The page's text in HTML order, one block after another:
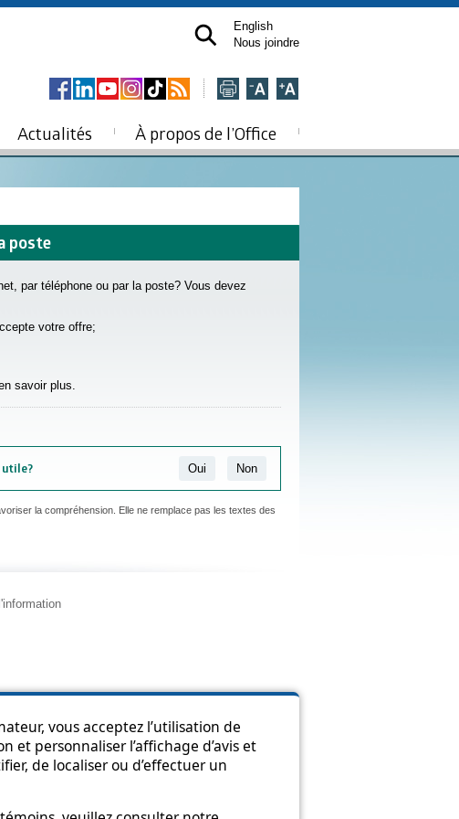
vous acceptez l’utilisation de
et personnaliser l’affichage d’avis et
de localiser ou d’effectuer un
English
Nous joindre
Actualités À propos de l’Office
poste
par téléphone ou par la poste? Vous devez
votre offre;
savoir plus.
utile? Oui Non
la compréhension. Elle ne remplace pas les textes des